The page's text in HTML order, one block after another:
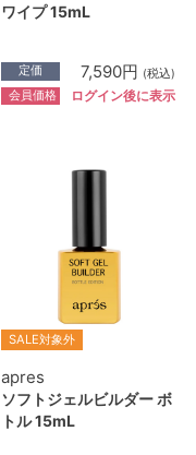
ワイプ 15mL
定価 7,590円 (税込)
会員価格 ログイン後に表示
SALE対象外
apres
ソフトジェルビルダー ボ
トル 15mL